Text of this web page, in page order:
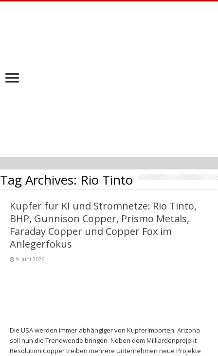
Tag Archives: Rio Tinto
Kupfer für KI und Stromnetze: Rio Tinto,
BHP, Gunnison Copper, Prismo Metals,
Faraday Copper und Copper Fox im
Anlegerfokus
9. Juni 2026
Die USA werden immer abhängiger von Kupferimporten. Arizona
soll nun die Trendwende bringen. Neben dem Milliardenprojekt
Resolution Copper treiben mehrere Unternehmen neue Projekte